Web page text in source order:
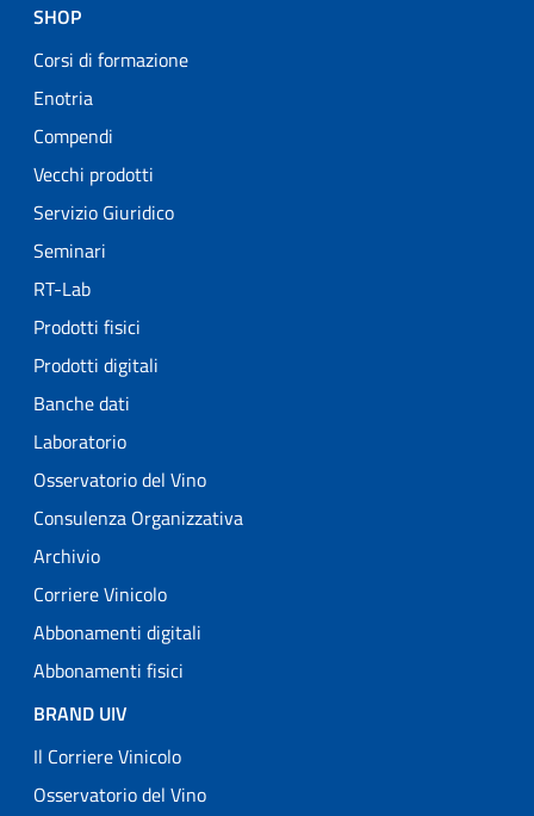
SHOP
Corsi di formazione
Enotria
Compendi
Vecchi prodotti
Servizio Giuridico
Seminari
RT-Lab
Prodotti fisici
Prodotti digitali
Banche dati
Laboratorio
Osservatorio del Vino
Consulenza Organizzativa
Archivio
Corriere Vinicolo
Abbonamenti digitali
Abbonamenti fisici
BRAND UIV
Il Corriere Vinicolo
Osservatorio del Vino